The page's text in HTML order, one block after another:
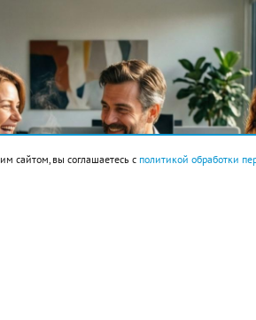
сайтом, вы соглашаетесь с политикой обработки